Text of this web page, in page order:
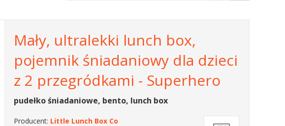
Mały, ultralekki lunch box,
pojemnik śniadaniowy dla dzieci
z 2 przegródkami - Superhero
pudełko śniadaniowe, bento, lunch box
Producent: Little Lunch Box Co